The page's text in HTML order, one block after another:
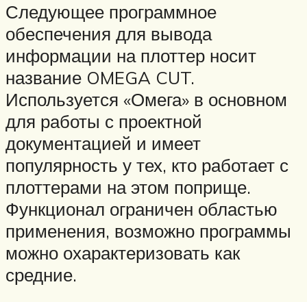
Следующее программное
обеспечения для вывода
информации на плоттер носит
название OMEGA CUT.
Используется «Омега» в основном
для работы с проектной
документацией и имеет
популярность у тех, кто работает с
плоттерами на этом поприще.
Функционал ограничен областью
применения, возможно программы
можно охарактеризовать как
средние.